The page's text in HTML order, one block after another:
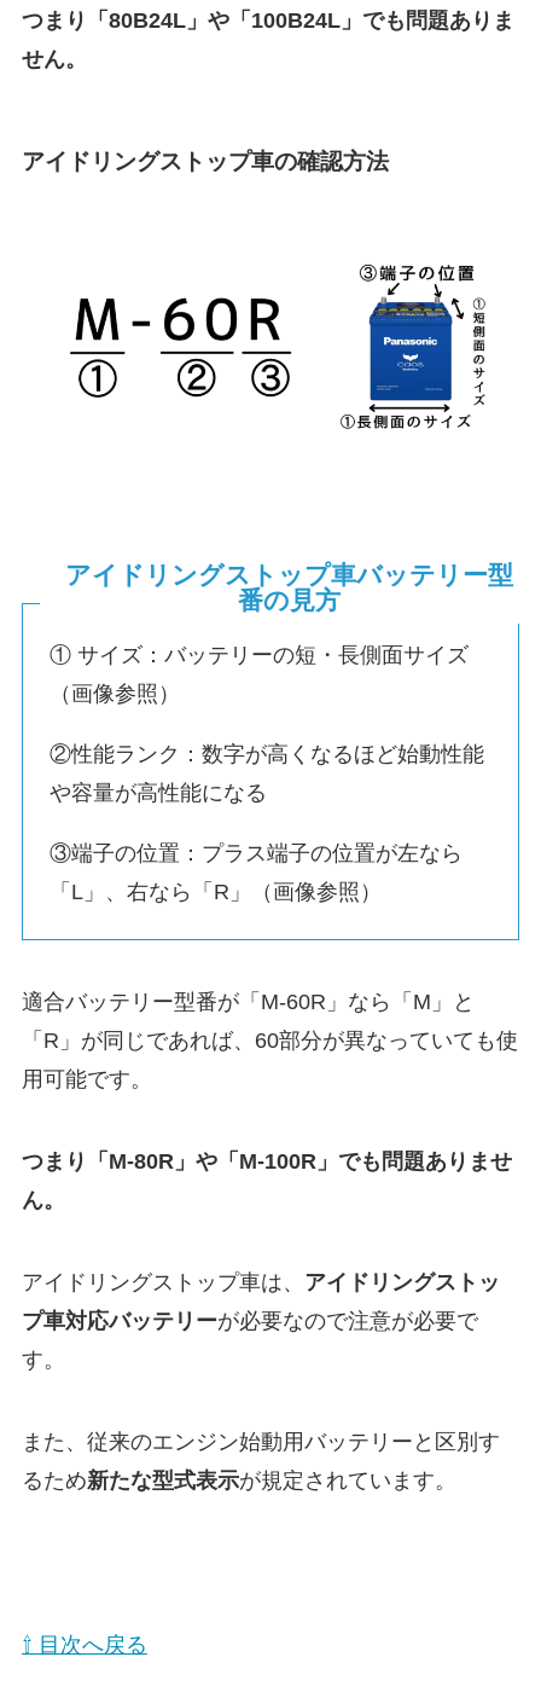
つまり「80B24L」や「100B24L」でも問題ありま
せん。
アイドリングストップ車の確認方法
アイドリングストップ車バッテリー型
番の見方
① サイズ：バッテリーの短・長側面サイズ
（画像参照）
②性能ランク：数字が高くなるほど始動性能
や容量が高性能になる
③端子の位置：プラス端子の位置が左なら
「L」、右なら「R」（画像参照）
適合バッテリー型番が「M-60R」なら「M」と
「R」が同じであれば、60部分が異なっていても使
用可能です。
つまり「M-80R」や「M-100R」でも問題ありませ
ん。
アイドリングストップ車は、 アイドリングストッ
プ車対応バッテリーが必要なので注意が必要で
す。
また、従来のエンジン始動用バッテリーと区別す
るため新たな型式表示が規定されています。
⇧ 目次へ戻る